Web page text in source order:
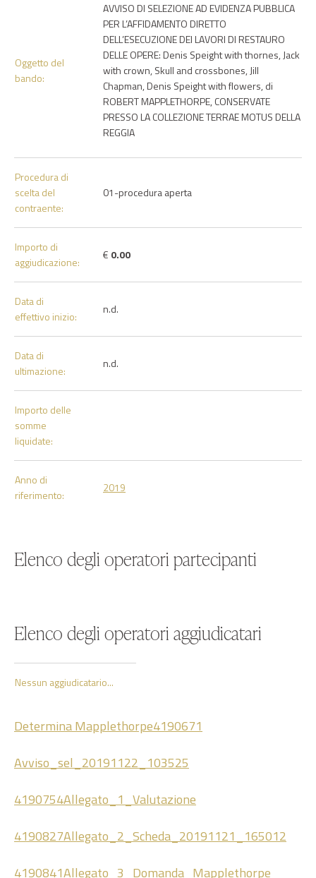
Oggetto del
bando:
AVVISO DI SELEZIONE AD EVIDENZA PUBBLICA
PER L’AFFIDAMENTO DIRETTO
DELL’ESECUZIONE DEI LAVORI DI RESTAURO
DELLE OPERE: Denis Speight with thornes, Jack
with crown, Skull and crossbones, Jill
Chapman, Denis Speight with flowers, di
ROBERT MAPPLETHORPE, CONSERVATE
PRESSO LA COLLEZIONE TERRAE MOTUS DELLA
REGGIA
Procedura di
scelta del
contraente:
01-procedura aperta
Importo di
aggiudicazione:
€ 0.00
Data di
effettivo inizio:
n.d.
Data di
ultimazione:
n.d.
Importo delle
somme
liquidate:
Anno di
riferimento:
2019
Elenco degli operatori partecipanti
Elenco degli operatori aggiudicatari
Nessun aggiudicatario...
Determina Mapplethorpe4190671
Avviso_sel_20191122_103525
4190754Allegato_1_Valutazione
4190827Allegato_2_Scheda_20191121_165012
4190841Allegato_3_Domanda_Mapplethorpe